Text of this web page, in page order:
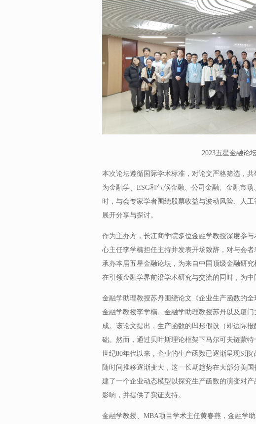
2023五星金融论
本次论坛遵循国际学术标准，对论文严格筛选，
为金融学、ESG和气候金融、公司金融、金融市
时，与会专家学者围绕股票收益与波动风险、人
展开分享与探讨。
作为主办方，长江商学院多位金融学教授深度参
心主任李学楠担任主持并发表开场致辞，对与会
承办本届五星金融论坛，为来自中国顶级金融研
在引领金融学界前沿学术研究与交流的同时，为中
金融学助理教授苏丹围绕论文《企业生产函数的
金融学教授李学楠、金融学助理教授苏丹以及厦
成。该论文提出，生产函数的凹形假设（即边际
础。然而，通过贝叶斯理论框架下马尔可夫链蒙
世纪80年代以来，企业的生产函数已逐渐呈现S形
随时间推移逐渐变大，这一长期趋势在大部分美
建了一个企业动态模型以探究生产函数的演变对
影响，并提供了实证支持。
金融学教授、MBA项目学术主任黄春燕，金融学